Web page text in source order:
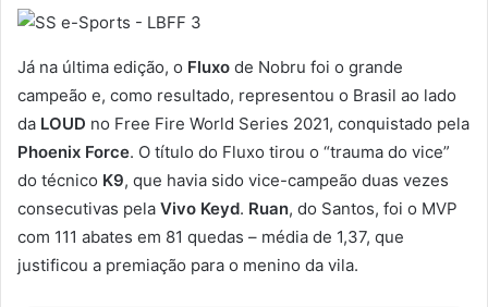
Já na última edição, o Fluxo de Nobru foi o grande
campeão e, como resultado, representou o Brasil ao lado
da LOUD no Free Fire World Series 2021, conquistado pela
Phoenix Force. O título do Fluxo tirou o “trauma do vice”
do técnico K9, que havia sido vice-campeão duas vezes
consecutivas pela Vivo Keyd. Ruan, do Santos, foi o MVP
com 111 abates em 81 quedas – média de 1,37, que
justificou a premiação para o menino da vila.